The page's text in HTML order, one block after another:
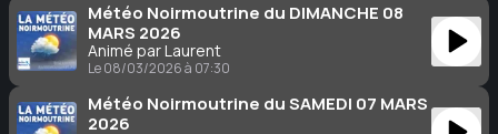
Météo Noirmoutrine du DIMANCHE 08
MARS 2026
Animé par Laurent
Le 08/03/2026 à 07:30
Météo Noirmoutrine du SAMEDI 07 MARS
2026